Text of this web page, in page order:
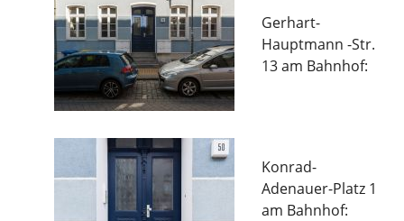
Gerhart-
Hauptmann -Str.
13 am Bahnhof:
Konrad-
Adenauer-Platz 1
am Bahnhof: